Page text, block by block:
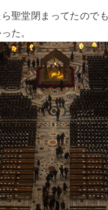
聖堂閉まってたので
た。